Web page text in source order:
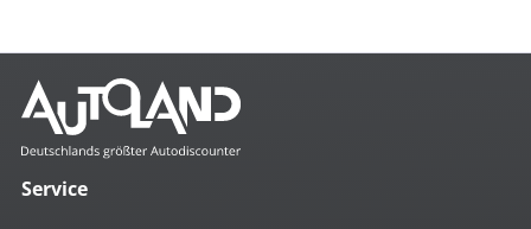
Mehr anzeigen
Komfort
4- Zonen Klimaautomatik
4x el. Fensterheber
Service